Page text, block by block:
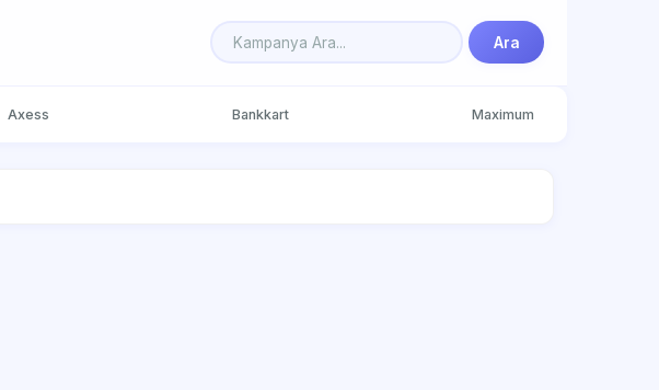
Ara
Axess Bankkart Maximum